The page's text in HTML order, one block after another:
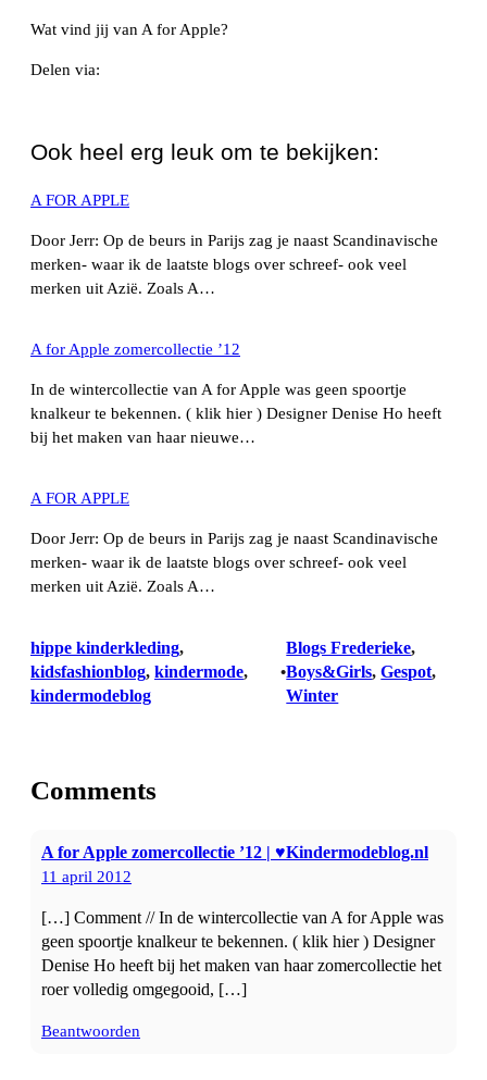
Wat vind jij van A for Apple?
Delen via:
Ook heel erg leuk om te bekijken:
A FOR APPLE
Door Jerr: Op de beurs in Parijs zag je naast Scandinavische
merken- waar ik de laatste blogs over schreef- ook veel
merken uit Azië. Zoals A…
A for Apple zomercollectie ’12
In de wintercollectie van A for Apple was geen spoortje
knalkeur te bekennen. ( klik hier ) Designer Denise Ho heeft
bij het maken van haar nieuwe…
A FOR APPLE
Door Jerr: Op de beurs in Parijs zag je naast Scandinavische
merken- waar ik de laatste blogs over schreef- ook veel
merken uit Azië. Zoals A…
hippe kinderkleding
kidsfashionblog, kindermode
kindermodeblog
•
Blogs Frederieke
Boys&Girls, Gespot
Winter
Comments
A for Apple zomercollectie ’12 | ♥Kindermodeblog.nl
11 april 2012
[…] Comment // In de wintercollectie van A for Apple was
geen spoortje knalkeur te bekennen. ( klik hier ) Designer
Denise Ho heeft bij het maken van haar zomercollectie het
roer volledig omgegooid, […]
Beantwoorden